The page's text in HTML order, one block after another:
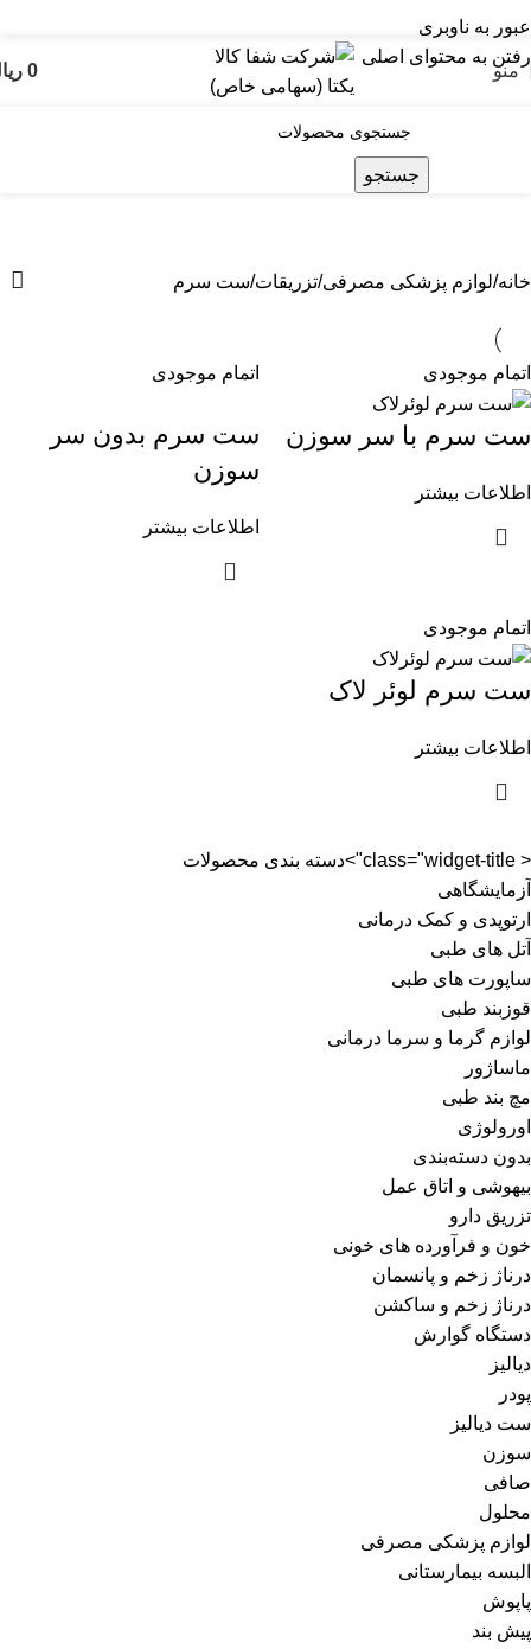
عبور به ناوبری
رفتن به محتوای اصلی
منو 0
جستجو
خانه لوازم پزشکی مصرفی تزریقات ست سرم
اتمام موجودی
ست سرم با سر سوزن
اطلاعات بیشتر
اتمام موجودی
ست سرم بدون سر
سوزن
اطلاعات بیشتر
اتمام موجودی
ست سرم لوئر لاک
اطلاعات بیشتر
< class="widget-title">دسته بندی محصولات
آزمایشگاهی
ارتوپدی و کمک درمانی
آتل های طبی
ساپورت های طبی
قوزبند طبی
لوازم گرما و سرما درمانی
ماساژور
مچ بند طبی
اورولوژی
بدون دسته‌بندی
بیهوشی و اتاق عمل
تزریق دارو
خون و فرآورده های خونی
درناژ زخم و پانسمان
درناژ زخم و ساکشن
دستگاه گوارش
دیالیز
پودر
ست دیالیز
سوزن
صافی
محلول
لوازم پزشکی مصرفی
البسه بیمارستانی
پاپوش
پیش بند